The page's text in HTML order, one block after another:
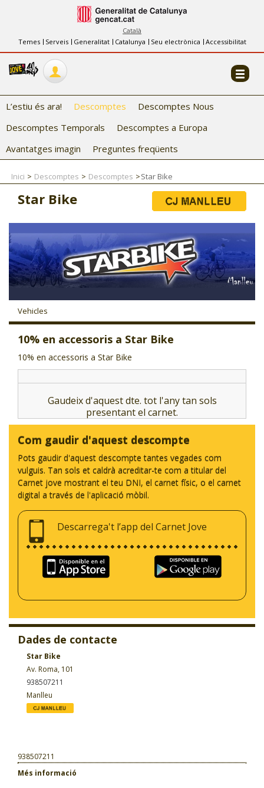
Català
Temes
Serveis Generalitat Catalunya Seu electrònica Accessibilitat
INFORMACIÓ
FES-TE EL CJ
COL·LABORADORS
CJ ADOLESCENTS
CJ EMANCIPACIÓ
CJ INTERNACIONAL
CJ LOCAL
L’estiu és ara! Descomptes
Descomptes Nous
Descomptes Temporals
Descomptes a Europa
Avantatges imagin
Preguntes freqüents
Inici Descomptes Descomptes Star Bike
Star Bike
Vehicles
10% en accessoris a Star Bike
10% en accessoris a Star Bike
Gaudeix d'aquest dte. tot l'any tan sols
presentant el carnet.
Com gaudir d'aquest descompte
Pots gaudir d'aquest descompte tantes vegades com
vulguis. Tan sols et caldrà acreditar-te com a titular del
Carnet jove mostrant el teu DNI, el carnet físic, o el carnet
digital a través de l'aplicació mòbil.
Descarrega't l’app del Carnet Jove
Dades de contacte
Star Bike
Av. Roma, 101
938507211
Manlleu
938507211
Més informació